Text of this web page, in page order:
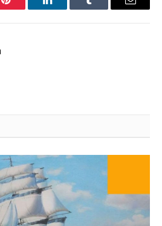
Pinterest LinkedInTumblr Email